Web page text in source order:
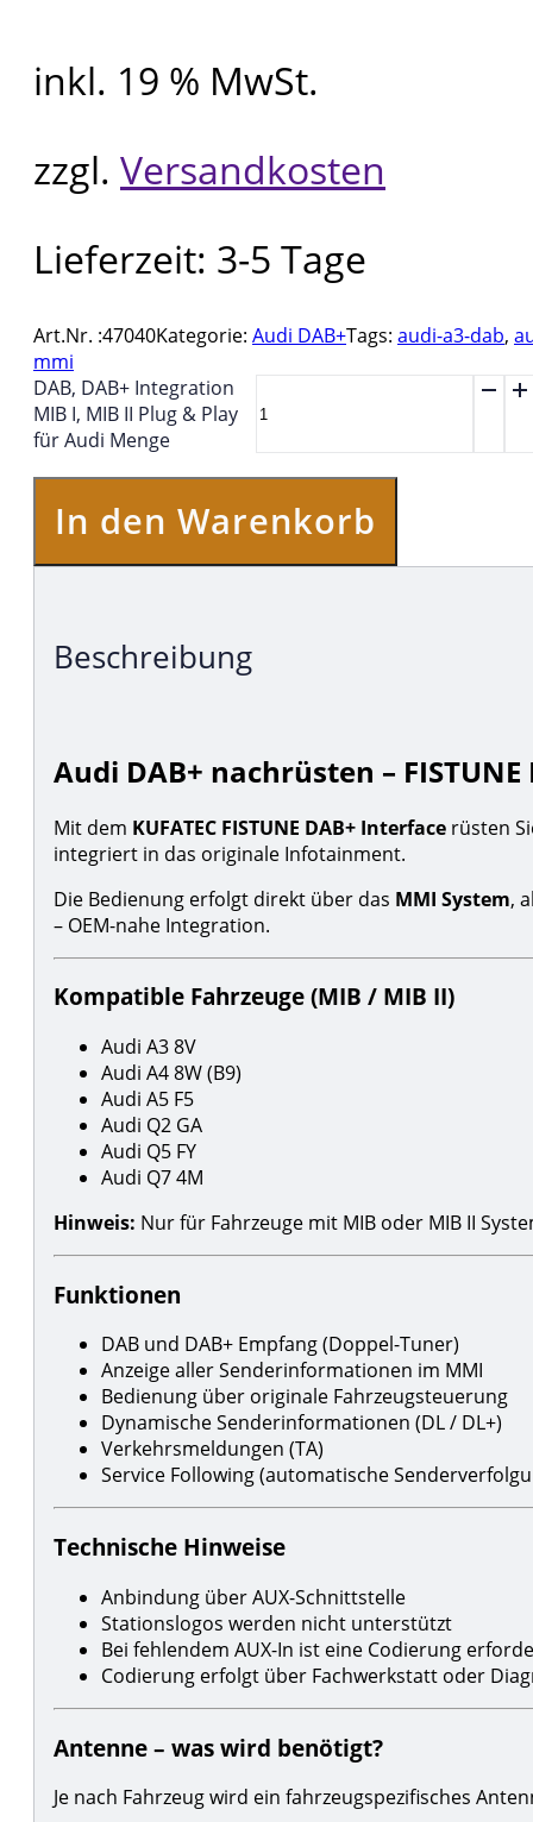
inkl. 19 % MwSt.
zzgl. Versandkosten
Lieferzeit: 3-5 Tage
Art.Nr. :47040Kategorie: Audi DAB+Tags: audi-a3-dab,
mmi
DAB, DAB+ Integration
MIB I, MIB II Plug & Play
für Audi Menge
In den Warenkorb
Beschreibung
Audi DAB+ nachrüsten –
Mit dem KUFATEC FISTUNE DAB+ Interface rüsten
integriert in das originale Infotainment.
Die Bedienung erfolgt direkt über das MMI System,
– OEM-nahe Integration.
Kompatible Fahrzeuge (MIB / MIB II)
Audi A3 8V
Audi A4 8W (B9)
Audi A5 F5
Audi Q2 GA
Audi Q5 FY
Audi Q7 4M
Hinweis: Nur für Fahrzeuge mit MIB oder MIB II
Funktionen
DAB und DAB+ Empfang (Doppel-Tuner)
Anzeige aller Senderinformationen im MMI
Bedienung über originale Fahrzeugsteuerung
Dynamische Senderinformationen (DL / DL+)
Verkehrsmeldungen (TA)
Service Following (automatische
Technische Hinweise
Anbindung über AUX-Schnittstelle
Stationslogos werden nicht unterstützt
Bei fehlendem AUX-In ist eine Codierung
Codierung erfolgt über Fachwerkstatt oder
Antenne – was wird benötigt?
Je nach Fahrzeug wird ein fahrzeugspezifisches